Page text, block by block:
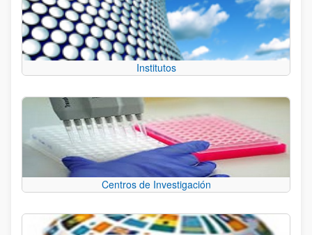
Institutos
Centros de Investigación